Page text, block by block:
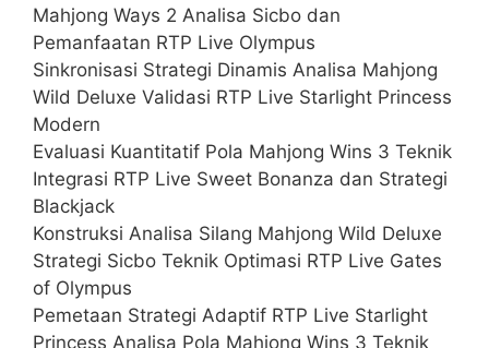
Mahjong Ways 2 Analisa Sicbo dan
Pemanfaatan RTP Live Olympus
Sinkronisasi Strategi Dinamis Analisa Mahjong
Wild Deluxe Validasi RTP Live Starlight Princess
Modern
Evaluasi Kuantitatif Pola Mahjong Wins 3 Teknik
Integrasi RTP Live Sweet Bonanza dan Strategi
Blackjack
Konstruksi Analisa Silang Mahjong Wild Deluxe
Strategi Sicbo Teknik Optimasi RTP Live Gates
of Olympus
Pemetaan Strategi Adaptif RTP Live Starlight
Princess Analisa Pola Mahjong Wins 3 Teknik